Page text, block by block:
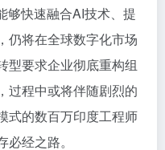
够快速融合AI技术、提
仍将在全球数字化市场
型要求企业彻底重构组
过程中或将伴随剧烈的
式的数百万印度工程师
经之路。